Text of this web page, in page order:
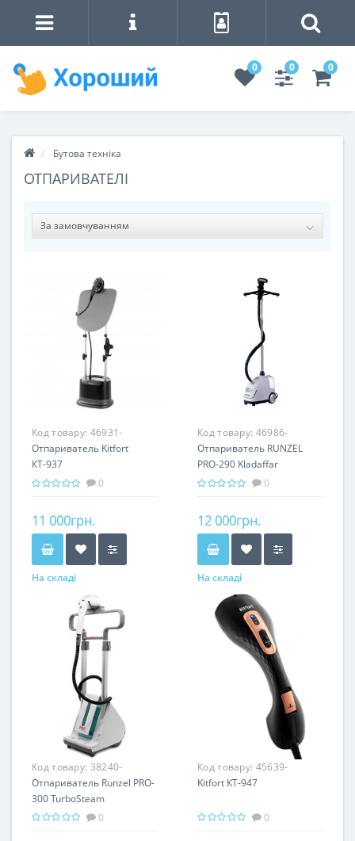
0 0 0
Бутова техніка
ОТПАРИВАТЕЛІ
Код товару: 46931-
Отпариватель Kitfort
КТ-937
0
11 000грн.
На складі
Код товару: 46986-
Отпариватель RUNZEL
PRO-290 Kladaffar
0
12 000грн.
На складі
Код товару: 38240-
Отпариватель Runzel PRO-
300 TurboSteam
Професійна парова
0
Код товару: 45639-
Kitfort КТ-947
0